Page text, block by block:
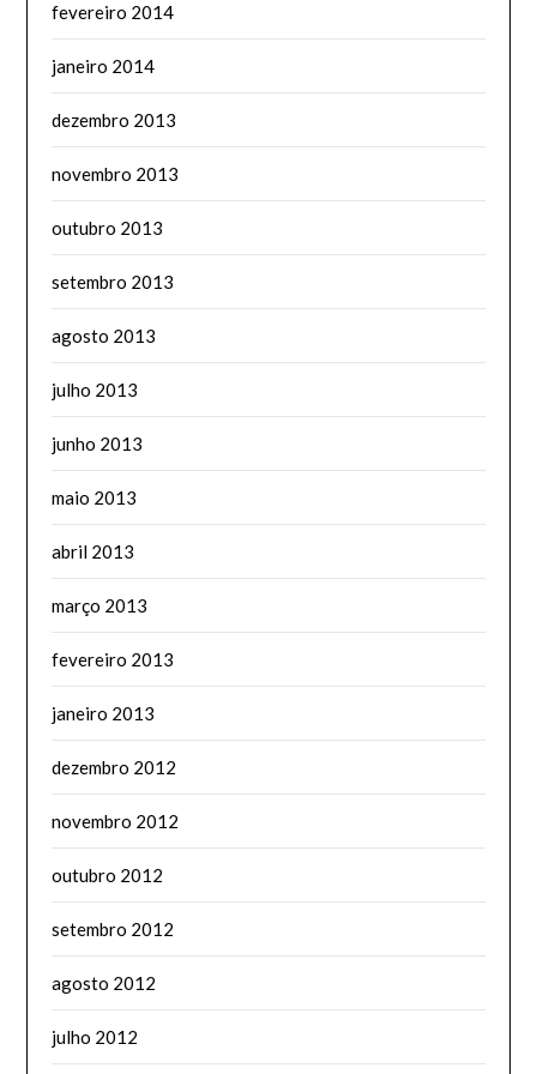
fevereiro 2014
janeiro 2014
dezembro 2013
novembro 2013
outubro 2013
setembro 2013
agosto 2013
julho 2013
junho 2013
maio 2013
abril 2013
março 2013
fevereiro 2013
janeiro 2013
dezembro 2012
novembro 2012
outubro 2012
setembro 2012
agosto 2012
julho 2012